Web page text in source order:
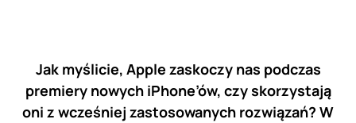
Jak myślicie, Apple zaskoczy nas podczas
premiery nowych iPhone’ów, czy skorzystają
oni z wcześniej zastosowanych rozwiązań? W